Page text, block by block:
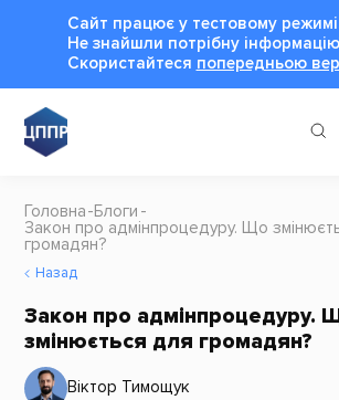
Сайт працює у тестовому
Не знайшли потрібну
Cкористайтеся попередньою
Головна Блоги
Закон про адмінпроцедуру. Що
громадян?
Назад
Закон про адмінпроцедуру.
змінюється для громадян?
Віктор Тимощук